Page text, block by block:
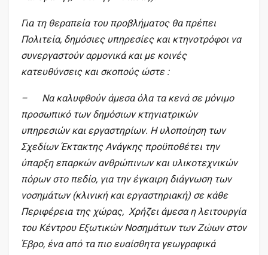
Για τη θεραπεία του προβλήματος θα πρέπει
Πολιτεία, δημόσιες υπηρεσίες και κτηνοτρόφοι να
συνεργαστούν αρμονικά και με κοινές
κατευθύνσεις και σκοπούς ώστε :
– Να καλυφθούν άμεσα όλα τα κενά σε μόνιμο
προσωπικό των δημόσιων κτηνιατρικών
υπηρεσιών και εργαστηρίων. Η υλοποίηση των
Σχεδίων Έκτακτης Ανάγκης προϋποθέτει την
ύπαρξη επαρκών ανθρώπινων και υλικοτεχνικών
πόρων στο πεδίο, για την έγκαιρη διάγνωση των
νοσημάτων (κλινική και εργαστηριακή) σε κάθε
Περιφέρεια της χώρας, Χρήζει άμεσα η λειτουργία
του Κέντρου Εξωτικών Νοσημάτων των Ζώων στον
Έβρο, ένα από τα πιο ευαίσθητα γεωγραφικά